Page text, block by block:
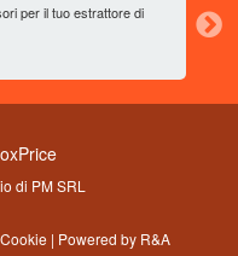
per il tuo estrattore di
di PM SRL
Cookie | Powered by R&A